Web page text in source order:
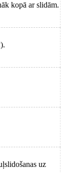
kopā ar slidām.
uz